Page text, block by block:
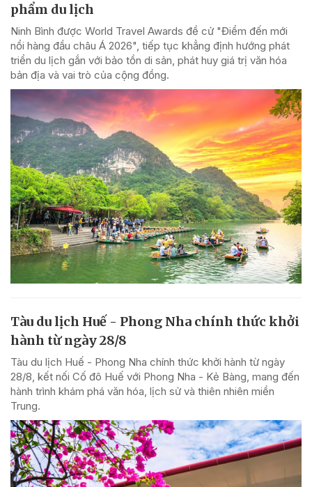
phẩm du lịch
Ninh Bình được World Travel Awards đề cử "Điểm đến mới
nổi hàng đầu châu Á 2026", tiếp tục khẳng định hướng phát
triển du lịch gắn với bảo tồn di sản, phát huy giá trị văn hóa
bản địa và vai trò của cộng đồng.
Tàu du lịch Huế - Phong Nha chính thức khởi
hành từ ngày 28/8
Tàu du lịch Huế - Phong Nha chính thức khởi hành từ ngày
28/8, kết nối Cố đô Huế với Phong Nha - Kẻ Bàng, mang đến
hành trình khám phá văn hóa, lịch sử và thiên nhiên miền
Trung.